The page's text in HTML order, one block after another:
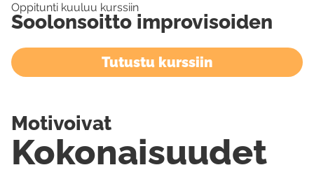
Oppitunti kuuluu kurssiin
Soolonsoitto improvisoiden
Tutustu kurssiin
Kokonaisuudet
Motivoivat